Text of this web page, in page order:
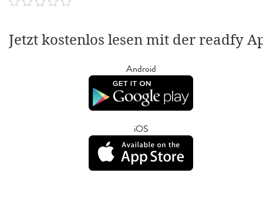
Jetzt kostenlos lesen mit der readfy
Android
iOS